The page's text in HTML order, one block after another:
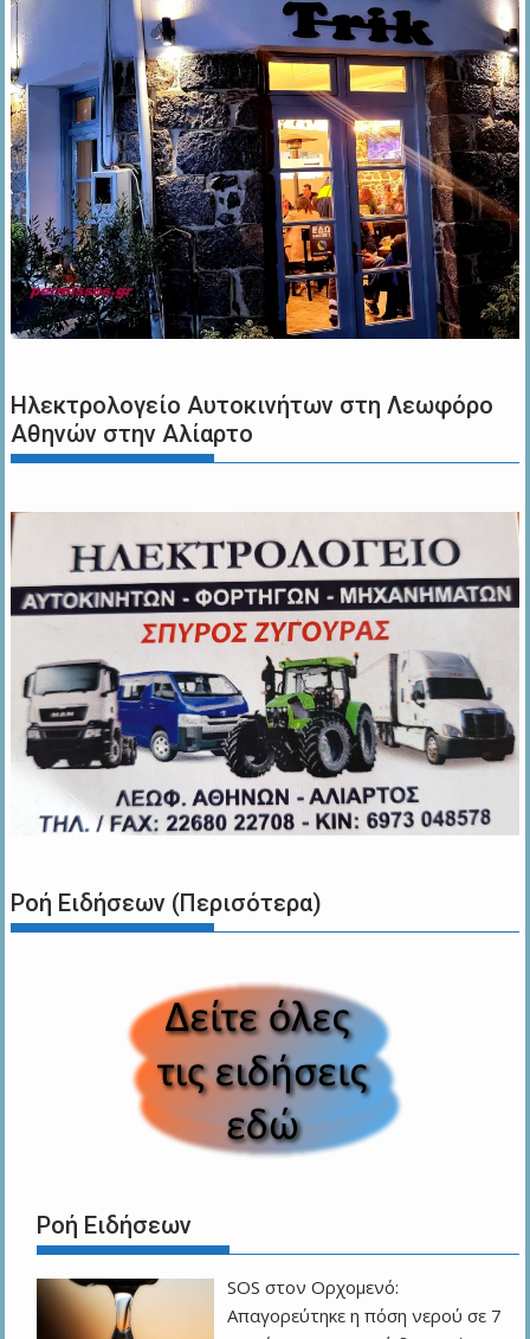
Ηλεκτρολογείο Αυτοκινήτων στη Λεωφόρο
Αθηνών στην Αλίαρτο
Ροή Ειδήσεων (Περισότερα)
Ροή Ειδήσεων
SOS στον Ορχομενό:
Απαγορεύτηκε η πόση νερού σε 7